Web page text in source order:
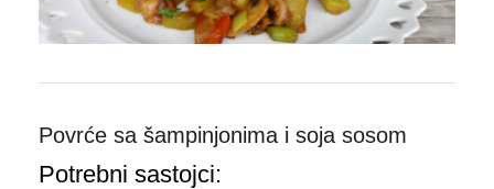
Povrće sa šampinjonima i soja sosom
Potrebni sastojci: